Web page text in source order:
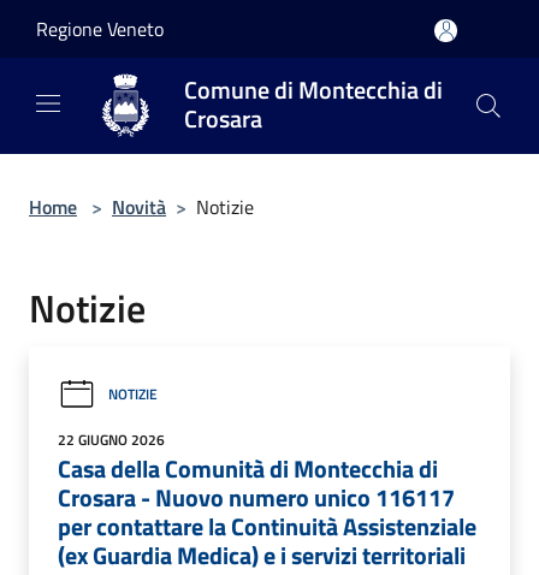
Regione Veneto
Comune di Montecchia di
Crosara
Home > Novità > Notizie
Notizie
NOTIZIE
22 GIUGNO 2026
Casa della Comunità di Montecchia di
Crosara - Nuovo numero unico 116117
per contattare la Continuità Assistenziale
(ex Guardia Medica) e i servizi territoriali